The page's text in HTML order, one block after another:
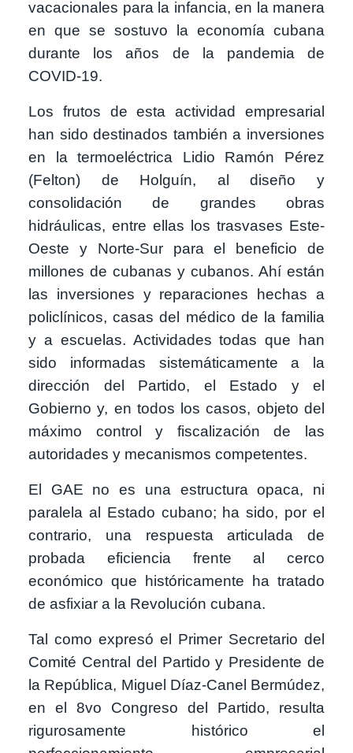
vacacionales para la infancia, en la manera
en que se sostuvo la economía cubana
durante los años de la pandemia de
COVID-19.
Los frutos de esta actividad empresarial
han sido destinados también a inversiones
en la termoeléctrica Lidio Ramón Pérez
(Felton) de Holguín, al diseño y
consolidación de grandes obras
hidráulicas, entre ellas los trasvases Este-
Oeste y Norte-Sur para el beneficio de
millones de cubanas y cubanos. Ahí están
las inversiones y reparaciones hechas a
policlínicos, casas del médico de la familia
y a escuelas. Actividades todas que han
sido informadas sistemáticamente a la
dirección del Partido, el Estado y el
Gobierno y, en todos los casos, objeto del
máximo control y fiscalización de las
autoridades y mecanismos competentes.
El GAE no es una estructura opaca, ni
paralela al Estado cubano; ha sido, por el
contrario, una respuesta articulada de
probada eficiencia frente al cerco
económico que históricamente ha tratado
de asfixiar a la Revolución cubana.
Tal como expresó el Primer Secretario del
Comité Central del Partido y Presidente de
la República, Miguel Díaz-Canel Bermúdez,
en el 8vo Congreso del Partido, resulta
rigurosamente histórico el